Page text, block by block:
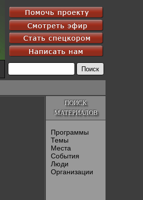
ПОИСК
МАТЕРИАЛОВ
Программы
Темы
Места
События
Люди
Организации